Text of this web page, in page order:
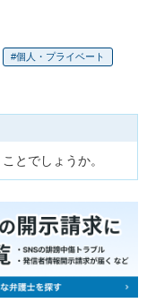
個人・プライベート
とでしょうか。